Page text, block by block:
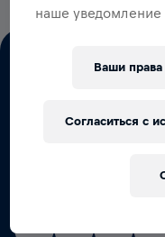
КТО НЕ
наше уведомление
Ваши
Согласиться с